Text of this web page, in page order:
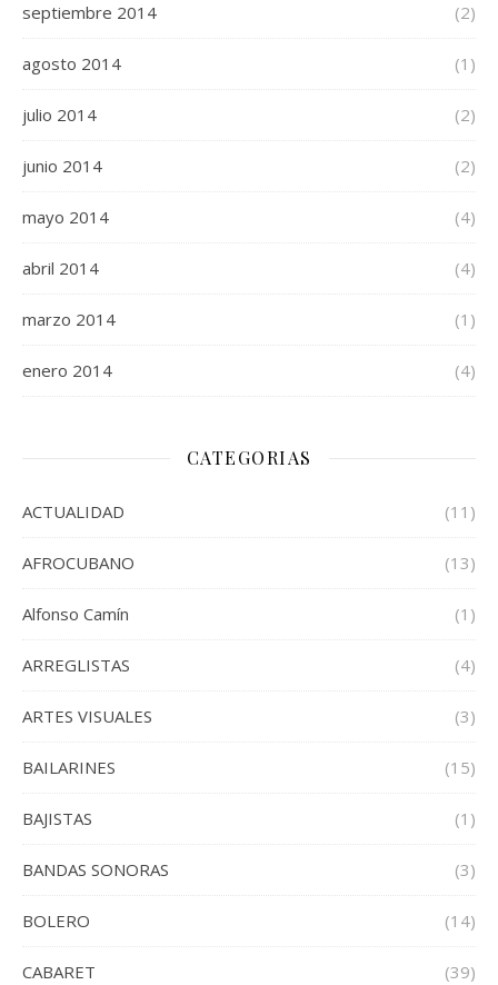
septiembre 2014 (2)
agosto 2014 (1)
julio 2014 (2)
junio 2014 (2)
mayo 2014 (4)
abril 2014 (4)
marzo 2014 (1)
enero 2014 (4)
CATEGORIAS
ACTUALIDAD (11)
AFROCUBANO (13)
Alfonso Camín (1)
ARREGLISTAS (4)
ARTES VISUALES (3)
BAILARINES (15)
BAJISTAS (1)
BANDAS SONORAS (3)
BOLERO (14)
CABARET (39)